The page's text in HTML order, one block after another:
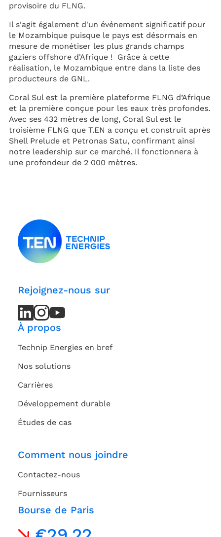
provisoire du FLNG.
Il s'agit également d'un événement significatif pour
le Mozambique puisque le pays est désormais en
mesure de monétiser les plus grands champs
gaziers offshore d'Afrique ! Grâce à cette
réalisation, le Mozambique entre dans la liste des
producteurs de GNL.
Coral Sul est la première plateforme FLNG d’Afrique
et la première conçue pour les eaux très profondes.
Avec ses 432 mètres de long, Coral Sul est le
troisième FLNG que T.EN a conçu et construit après
Shell Prelude et Petronas Satu, confirmant ainsi
notre leadership sur ce marché. Il fonctionnera à
une profondeur de 2 000 mètres.
Rejoignez-nous sur
LinkedIn
LinkedIn
Instagram
Instagram
Youtube
Channel
À propos
Technip Energies en bref
Nos solutions
Carrières
Développement durable
Études de cas
Comment nous joindre
Contactez-nous
Fournisseurs
Bourse de Paris